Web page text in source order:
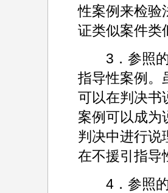
性案例来检验
证类似案件类
3．参照的
指导性案例。
可以在判决书
案例可以成为
判决中进行说
在不援引指导
4．参照的